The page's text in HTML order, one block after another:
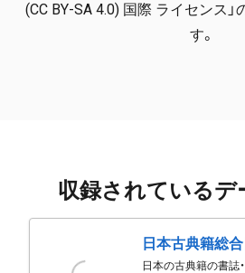
(CC BY-SA 4.0) 国際 ライセンス
す。
収録されているデ
日本古典籍総
日本の古典籍の書誌